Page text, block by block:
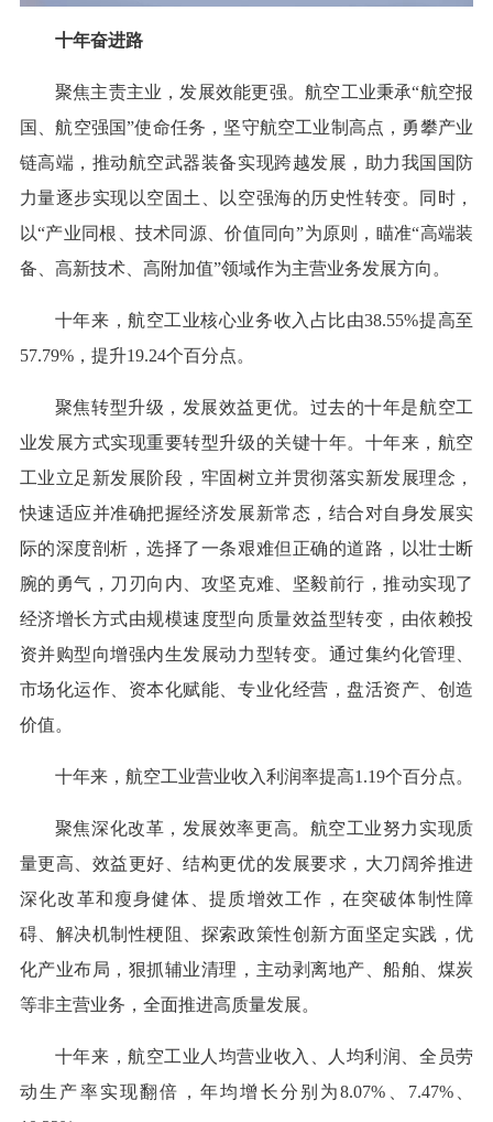
十年奋进路
聚焦主责主业，发展效能更强。航空工业秉承“航空报
国、航空强国”使命任务，坚守航空工业制高点，勇攀产业
链高端，推动航空武器装备实现跨越发展，助力我国国防
力量逐步实现以空固土、以空强海的历史性转变。同时，
以“产业同根、技术同源、价值同向”为原则，瞄准“高端装
备、高新技术、高附加值”领域作为主营业务发展方向。
十年来，航空工业核心业务收入占比由38.55%提高至
57.79%，提升19.24个百分点。
聚焦转型升级，发展效益更优。过去的十年是航空工
业发展方式实现重要转型升级的关键十年。十年来，航空
工业立足新发展阶段，牢固树立并贯彻落实新发展理念，
快速适应并准确把握经济发展新常态，结合对自身发展实
际的深度剖析，选择了一条艰难但正确的道路，以壮士断
腕的勇气，刀刃向内、攻坚克难、坚毅前行，推动实现了
经济增长方式由规模速度型向质量效益型转变，由依赖投
资并购型向增强内生发展动力型转变。通过集约化管理、
市场化运作、资本化赋能、专业化经营，盘活资产、创造
价值。
十年来，航空工业营业收入利润率提高1.19个百分点。
聚焦深化改革，发展效率更高。航空工业努力实现质
量更高、效益更好、结构更优的发展要求，大刀阔斧推进
深化改革和瘦身健体、提质增效工作，在突破体制性障
碍、解决机制性梗阻、探索政策性创新方面坚定实践，优
化产业布局，狠抓辅业清理，主动剥离地产、船舶、煤炭
等非主营业务，全面推进高质量发展。
十年来，航空工业人均营业收入、人均利润、全员劳
动生产率实现翻倍，年均增长分别为8.07%、7.47%、